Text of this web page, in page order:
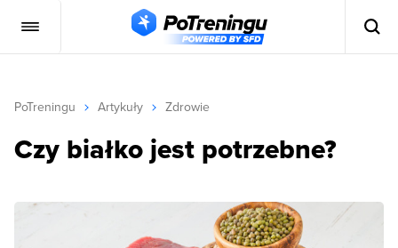
PoTreningu Artykuły Zdrowie
Czy białko jest potrzebne?